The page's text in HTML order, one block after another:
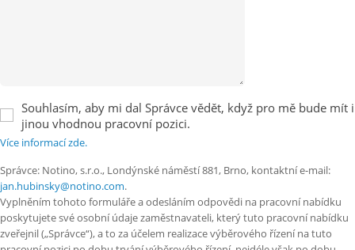
Souhlasím, aby mi dal Správce vědět, když pro mě bude mít i
jinou vhodnou pracovní pozici.
Více informací zde.
Správce: Notino, s.r.o., Londýnské náměstí 881, Brno, kontaktní e-mail:
jan.hubinsky@notino.com.
Vyplněním tohoto formuláře a odesláním odpovědi na pracovní nabídku
poskytujete své osobní údaje zaměstnavateli, který tuto pracovní nabídku
zveřejnil („Správce“), a to za účelem realizace výběrového řízení na tuto